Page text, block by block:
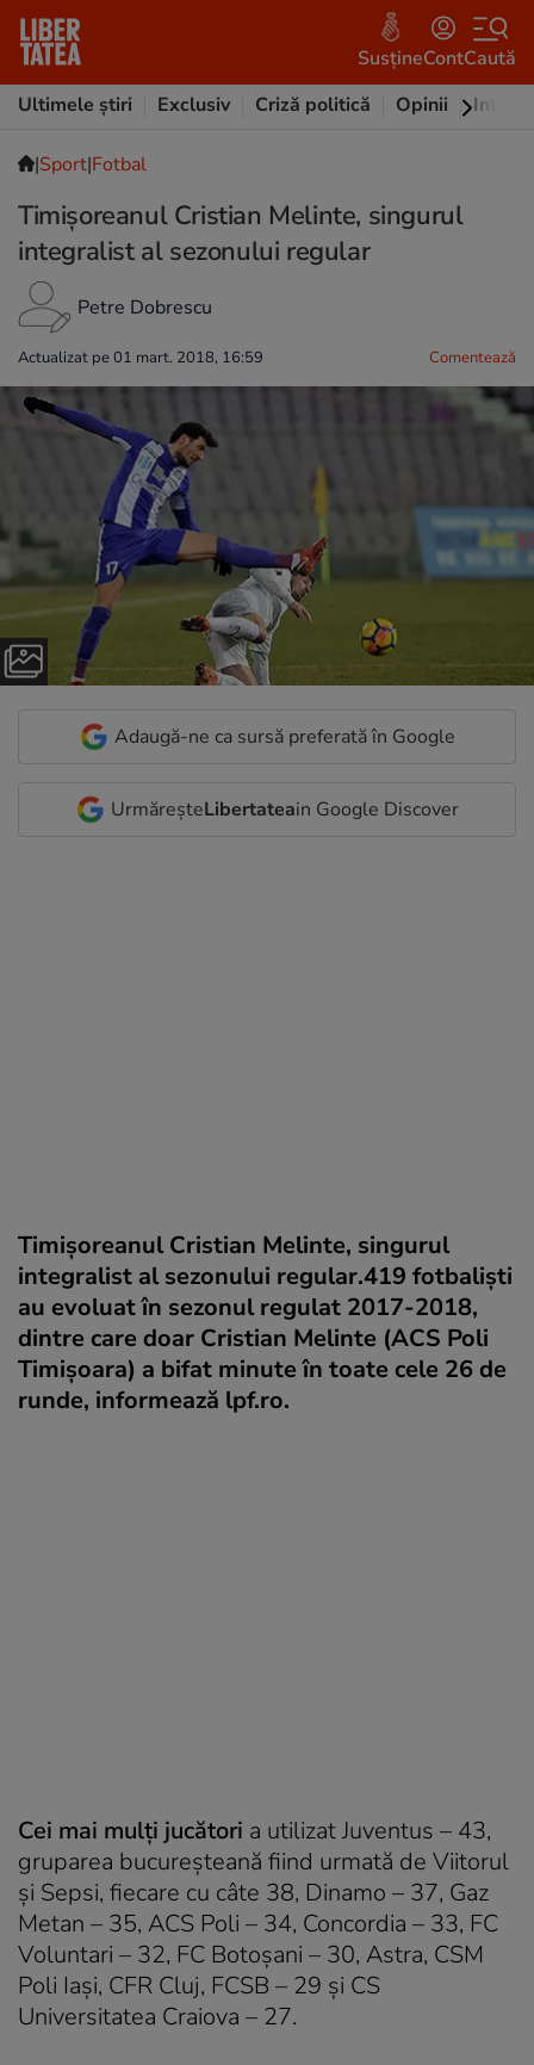
SusțineContCaută
Ultimele știri
Exclusiv Criză politică Opinii
|Sport|Fotbal
Timișoreanul Cristian Melinte, singurul
integralist al sezonului regular
Petre Dobrescu
Actualizat pe 01 mart. 2018, 16:59 Comentează
Adaugă-ne ca sursă preferată în Google
UrmăreșteLibertateain Google Discover
Timișoreanul Cristian Melinte, singurul
integralist al sezonului regular.419 fotbalişti
au evoluat în sezonul regulat 2017-2018,
dintre care doar Cristian Melinte (ACS Poli
Timişoara) a bifat minute în toate cele 26 de
runde, informează lpf.ro.
Cei mai mulţi jucători a utilizat Juventus – 43,
gruparea bucureşteană fiind urmată de Viitorul
şi Sepsi, fiecare cu câte 38, Dinamo – 37, Gaz
Metan – 35, ACS Poli – 34, Concordia – 33, FC
Voluntari – 32, FC Botoşani – 30, Astra, CSM
Poli Iaşi, CFR Cluj, FCSB – 29 şi CS
Universitatea Craiova – 27.